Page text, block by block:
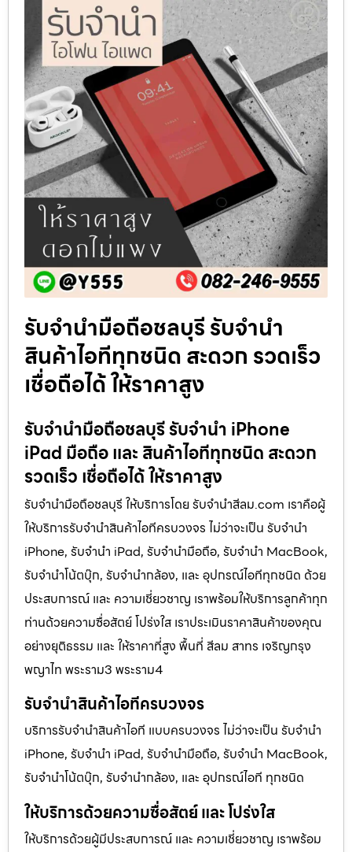
รับจำนำมือถือชลบุรี รับจำนำ
สินค้าไอทีทุกชนิด สะดวก รวดเร็ว
เชื่อถือได้ ให้ราคาสูง
รับจำนำมือถือชลบุรี รับจำนำ iPhone
iPad มือถือ และ สินค้าไอทีทุกชนิด สะดวก
รวดเร็ว เชื่อถือได้ ให้ราคาสูง
รับจำนำมือถือชลบุรี ให้บริการโดย รับจํานําสีลม.com เราคือผู้
ให้บริการรับจำนำสินค้าไอทีครบวงจร ไม่ว่าจะเป็น รับจำนำ
iPhone, รับจำนำ iPad, รับจำนำมือถือ, รับจำนำ MacBook,
รับจำนำโน้ตบุ๊ก, รับจำนำกล้อง, และ อุปกรณ์ไอทีทุกชนิด ด้วย
ประสบการณ์ และ ความเชี่ยวชาญ เราพร้อมให้บริการลูกค้าทุก
ท่านด้วยความซื่อสัตย์ โปร่งใส เราประเมินราคาสินค้าของคุณ
อย่างยุติธรรม และ ให้ราคาที่สูง พื้นที่ สีลม สาทร เจริญกรุง
พญาไท พระราม3 พระราม4
รับจำนำสินค้าไอทีครบวงจร
บริการรับจำนำสินค้าไอที แบบครบวงจร ไม่ว่าจะเป็น รับจำนำ
iPhone, รับจำนำ iPad, รับจำนำมือถือ, รับจำนำ MacBook,
รับจำนำโน้ตบุ๊ก, รับจำนำกล้อง, และ อุปกรณ์ไอที ทุกชนิด
ให้บริการด้วยความซื่อสัตย์ และ โปร่งใส
ให้บริการด้วยผู้มีประสบการณ์ และ ความเชี่ยวชาญ เราพร้อม